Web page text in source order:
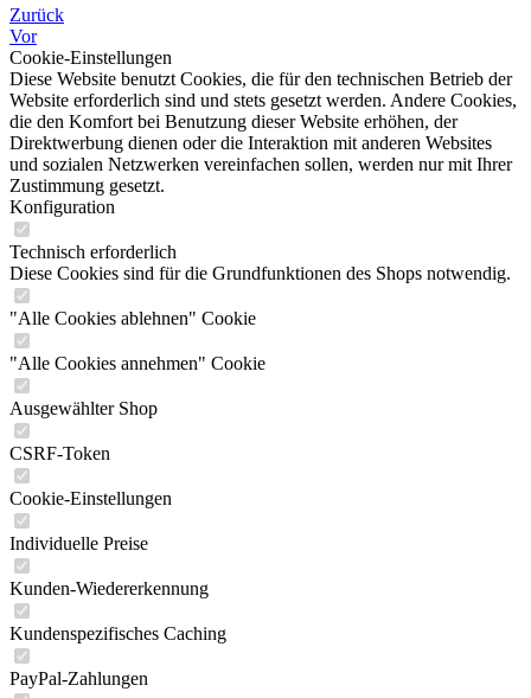
Zurück
Vor
Cookie-Einstellungen
Diese Website benutzt Cookies, die für den technischen Betrieb der
Website erforderlich sind und stets gesetzt werden. Andere Cookies,
die den Komfort bei Benutzung dieser Website erhöhen, der
Direktwerbung dienen oder die Interaktion mit anderen Websites
und sozialen Netzwerken vereinfachen sollen, werden nur mit Ihrer
Zustimmung gesetzt.
Konfiguration
Technisch erforderlich
Diese Cookies sind für die Grundfunktionen des Shops notwendig.
"Alle Cookies ablehnen" Cookie
"Alle Cookies annehmen" Cookie
Ausgewählter Shop
CSRF-Token
Cookie-Einstellungen
Individuelle Preise
Kunden-Wiedererkennung
Kundenspezifisches Caching
PayPal-Zahlungen